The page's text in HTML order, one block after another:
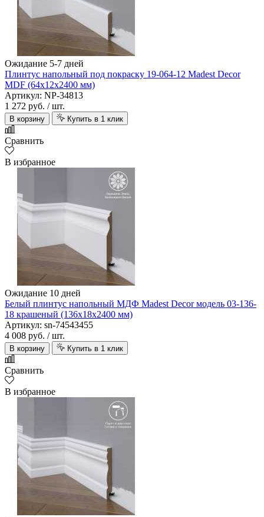
Ожидание 5-7 дней
Плинтус напольный под покраску 19-064-12 Madest Decor
MDF (64х12х2400 мм)
Артикул: NP-34813
1 272 руб. / шт.
В корзину Купить в 1 клик
Сравнить
В избранное
Ожидание 10 дней
Белый плинтус напольный МДФ Madest Decor модель 03-136-
18 крашеный (136х18х2400 мм)
Артикул: sn-74543455
4 008 руб. / шт.
В корзину Купить в 1 клик
Сравнить
В избранное